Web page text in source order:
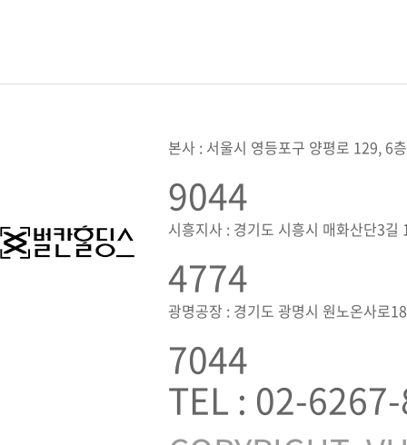
본사 : 서울시 영등포구 양평로 129, 6층
9044
시흥지사 : 경기도 시흥시 매화산단3
4774
광명공장 : 경기도 광명시 원노온사로18
7044
TEL : 02-